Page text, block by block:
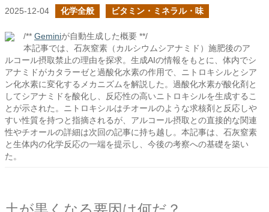
2025-12-04 化学全般 ビタミン・ミネラル・味
/** Geminiが自動生成した概要 **/
本記事では、石灰窒素（カルシウムシアナミド）施肥後のア
ルコール摂取禁止の理由を探求。生成AIの情報をもとに、体内でシ
アナミドがカタラーゼと過酸化水素の作用で、ニトロキシルとシア
ン化水素に変化するメカニズムを解説した。過酸化水素が酸化剤と
してシアナミドを酸化し、反応性の高いニトロキシルを生成するこ
とが示された。ニトロキシルはチオールのような求核剤と反応しや
すい性質を持つと指摘されるが、アルコール摂取との直接的な関連
性やチオールの詳細は次回の記事に持ち越し。本記事は、石灰窒素
と生体内の化学反応の一端を提示し、今後の考察への基礎を築い
た。